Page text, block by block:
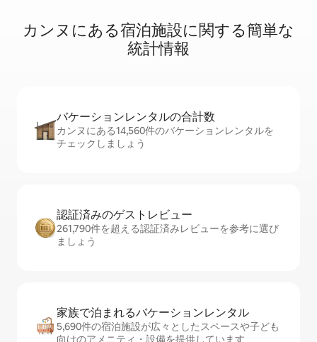
カンヌに⁠あ⁠る宿⁠泊⁠施⁠設⁠に関⁠す⁠る簡⁠単⁠な
統⁠計⁠情⁠報
バケーションレ⁠ン⁠タ⁠ル⁠の合⁠計⁠数
カンヌにある14,560件のバケーションレンタルを
チェックしましょう
認証済みのゲ⁠ス⁠ト⁠レ⁠ビ⁠ュ⁠ー
261,790件を超える認証済みレビューを参考に選び
ましょう
家族で泊まれるバ⁠ケ⁠ー⁠シ⁠ョ⁠ンレ⁠ン⁠タ⁠ル
5,690件の宿泊施設が広々としたスペースや子ども
向けのアメニティ・設備を提供しています